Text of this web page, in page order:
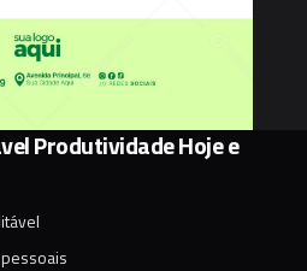
Produtividade Hoje e